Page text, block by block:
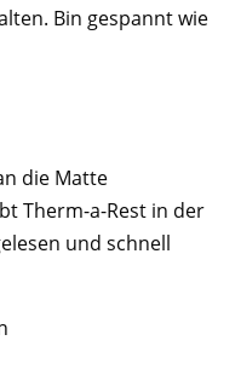
Bin gespannt wie
die Matte
Therm-a-Rest in der
und schnell